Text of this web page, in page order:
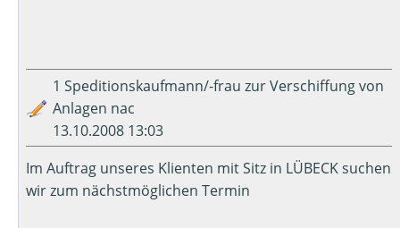
1 Speditionskaufmann/-frau zur Verschiffung von
Anlagen nac
13.10.2008 13:03
Im Auftrag unseres Klienten mit Sitz in LÜBECK suchen
wir zum nächstmöglichen Termin